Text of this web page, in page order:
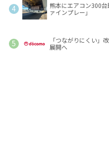
熊本にエアコン300
ァインプレー」
「つながりにくい
展開へ